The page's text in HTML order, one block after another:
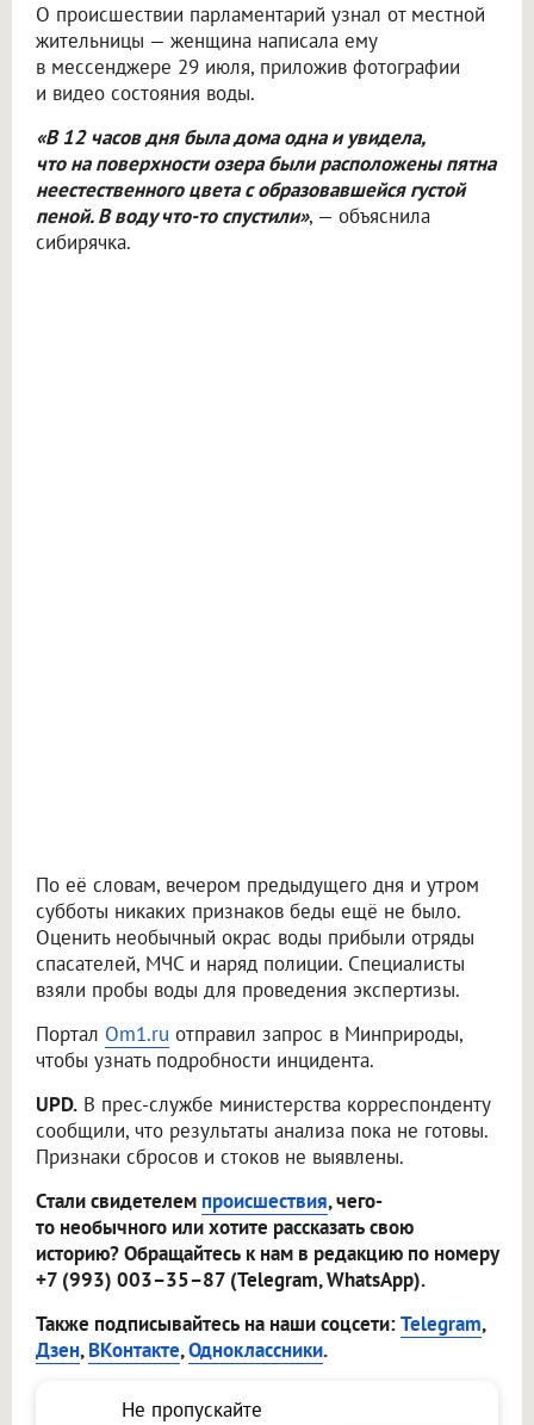
О происшествии парламентарий узнал от местной
жительницы — женщина написала ему
в мессенджере 29 июля, приложив фотографии
и видео состояния воды.
«В 12 часов дня была дома одна и увидела,
что на поверхности озера были расположены пятна
неестественного цвета с образовавшейся густой
пеной. В воду что-то спустили», — объяснила
сибирячка.
По её словам, вечером предыдущего дня и утром
субботы никаких признаков беды ещё не было.
Оценить необычный окрас воды прибыли отряды
спасателей, МЧС и наряд полиции. Специалисты
взяли пробы воды для проведения экспертизы.
Портал Om1.ru отправил запрос в Минприроды,
чтобы узнать подробности инцидента.
UPD. В прес-службе министерства корреспонденту
сообщили, что результаты анализа пока не готовы.
Признаки сбросов и стоков не выявлены.
Стали свидетелем происшествия, чего-
то необычного или хотите рассказать свою
историю? Обращайтесь к нам в редакцию по номеру
+7 (993) 003–35–87 (Telegram, WhatsApp).
Также подписывайтесь на наши соцсети:Telegram,
Дзен,ВКонтакте,Одноклассники.
Не пропускайте